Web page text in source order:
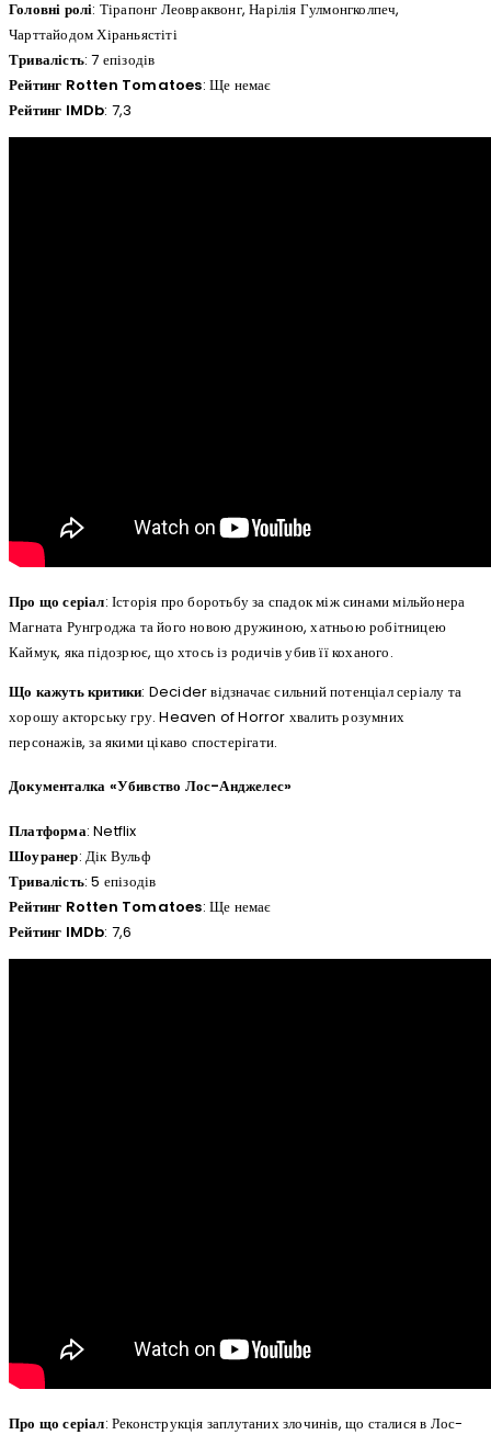
Головні ролі: Тірапонг Леовраквонг, Нарілія Гулмонгколпеч,
Чарттайодом Хіраньястіті
Тривалість: 7 епізодів
Рейтинг Rotten Tomatoes: Ще немає
Рейтинг IMDb: 7,3
Про що серіал: Історія про боротьбу за спадок між синами мільйонера
Магната Рунгроджа та його новою дружиною, хатньою робітницею
Каймук, яка підозрює, що хтось із родичів убив її коханого.
Що кажуть критики: Decider відзначає сильний потенціал серіалу та
хорошу акторську гру. Heaven of Horror хвалить розумних
персонажів, за якими цікаво спостерігати.
Документалка «Убивство Лос-Анджелес»
Платформа: Netflix
Шоуранер: Дік Вульф
Тривалість: 5 епізодів
Рейтинг Rotten Tomatoes: Ще немає
Рейтинг IMDb: 7,6
Про що серіал: Реконструкція заплутаних злочинів, що сталися в Лос-